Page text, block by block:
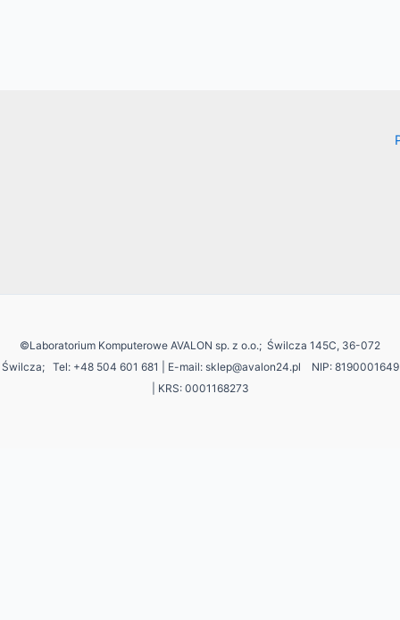
©Laboratorium Komputerowe AVALON sp. z o.o.; Świlcza 145C, 36-072
Świlcza; Tel: +48 504 601 681 | E-mail: sklep@avalon24.pl NIP: 8190001649
| KRS: 0001168273